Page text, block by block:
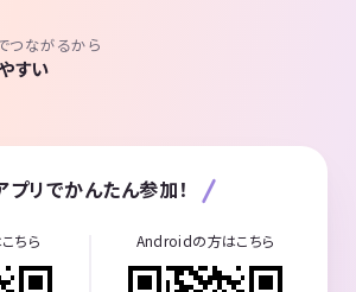
つながるから
すい
プリでかんたん参加！
ちら Androidの方はこちら